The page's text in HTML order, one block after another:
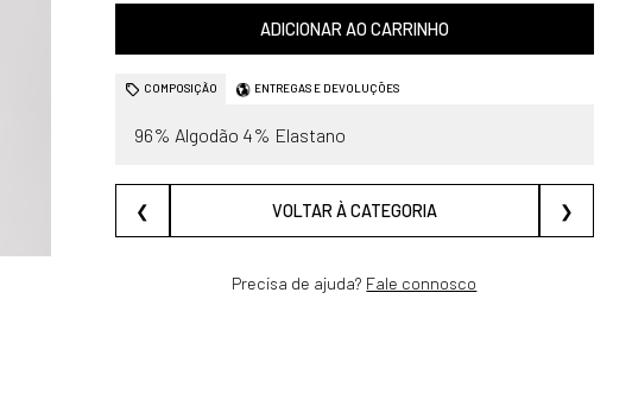
ADICIONAR AO CARRINHO
COMPOSIÇÃO ENTREGAS E DEVOLUÇÕES
96% Algodão 4% Elastano
❮ VOLTAR À CATEGORIA ❯
Precisa de ajuda? Fale connosco